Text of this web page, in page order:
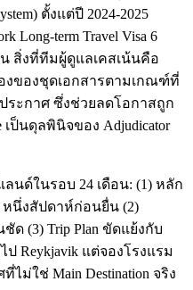
ตั้งแต่ปี 2024-2025
Long-term Travel Visa 6
อน สิ่งที่ทีมผู้ดูแลเคสเน้นคือ
ของชุดเอกสารตามเกณฑ์ที่
ระกาศ ซึ่งช่วยลดโอกาสถูก
ป็นดุลพินิจของ Adjudicator
นด์ในรอบ 24 เดือน: (1) หลัก
นึ่งสัปดาห์ก่อนยื่น (2)
ชัด (3) Trip Plan ขัดแย้งกับ
ป Reykjavik แต่จองโรงแรม
ไม่ใช่ Main Destination จริง